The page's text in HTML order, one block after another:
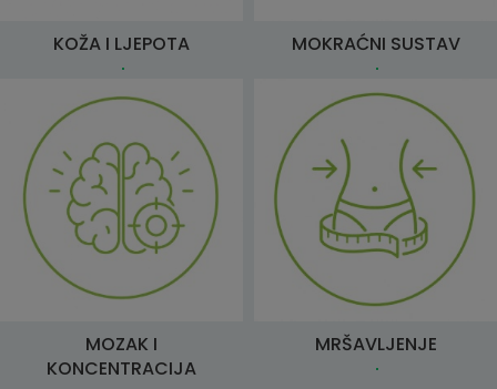
KOŽA I LJEPOTA MOKRAĆNI SUSTAV
MOZAK I
KONCENTRACIJA
MRŠAVLJENJE